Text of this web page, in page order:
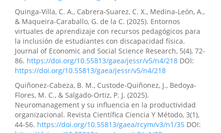
Quinga-Villa, C. A., Cabrera-Suarez, C. X., Medina-León, A.,
& Maqueira-Caraballo, G. de la C. (2025). Entornos
virtuales de aprendizaje con recursos pedagógicos para
la inclusión de estudiantes con discapacidad física.
Journal of Economic and Social Science Research, 5(4), 72-
86. https://doi.org/10.55813/gaea/jessr/v5/n4/218 DOI:
https://doi.org/10.55813/gaea/jessr/v5/n4/218
Quiñonez-Cabeza, B. M., Custode-Quiñonez, J., Bedoya-
Flores, M. C., & Salgado-Ortiz, P. J. (2025).
Neuromanagement y su influencia en la productividad
organizacional. Revista Científica Ciencia Y Método, 3(1),
44-56. https://doi.org/10.55813/gaea/rcym/v3/n1/35 DOI: